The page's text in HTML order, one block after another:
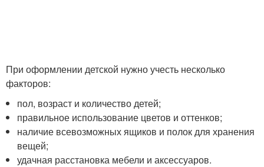
При оформлении детской нужно учесть несколько
факторов:
пол, возраст и количество детей;
правильное использование цветов и оттенков;
наличие всевозможных ящиков и полок для хранения
вещей;
удачная расстановка мебели и аксессуаров.